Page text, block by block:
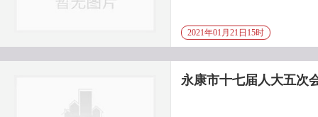
2021年01月21日15时
永康市十七届人大五次